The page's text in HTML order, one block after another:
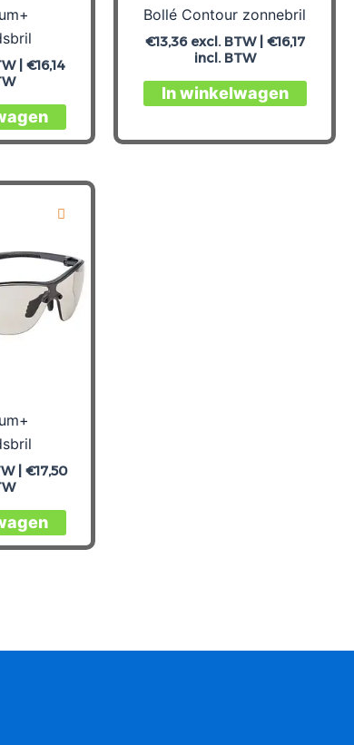
| €16,14
Bollé Contour zonnebril
€13,36excl. BTW | €16,17
incl. BTW
In winkelwagen
| €17,50